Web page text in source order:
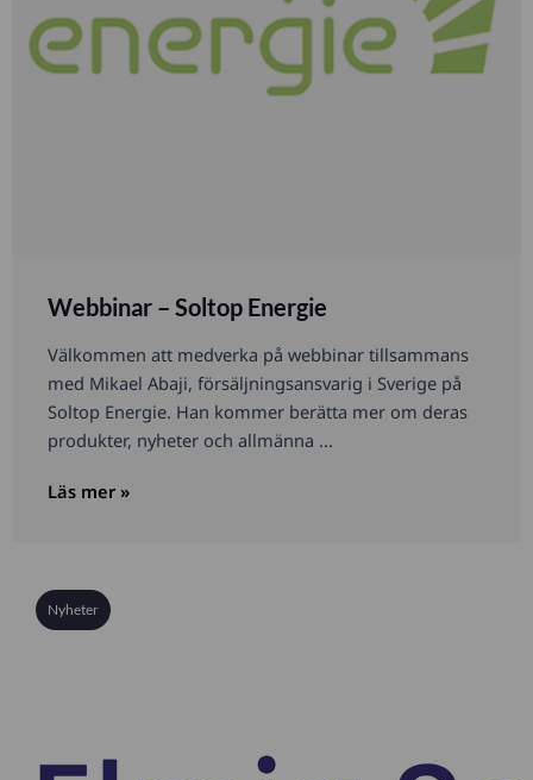
Webbinar – Soltop Energie
Välkommen att medverka på webbinar tillsammans
med Mikael Abaji, försäljningsansvarig i Sverige på
Soltop Energie. Han kommer berätta mer om deras
produkter, nyheter och allmänna ...
Läs mer »
Nyheter